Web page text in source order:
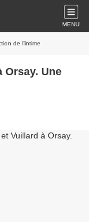
MENU
de l’intime
Orsay. Une